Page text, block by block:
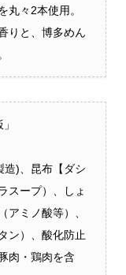
丸々2本使用。
りと、博多めん
造)、昆布【ダシ
スープ）、しょ
アミノ酸等）、
ン）、酸化防止
肉・鶏肉を含